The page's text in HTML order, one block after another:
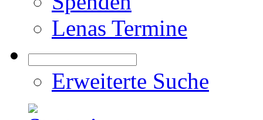
Lenas Termine
Erweiterte Suche